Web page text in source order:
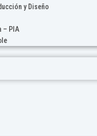
y Diseño
– PIA